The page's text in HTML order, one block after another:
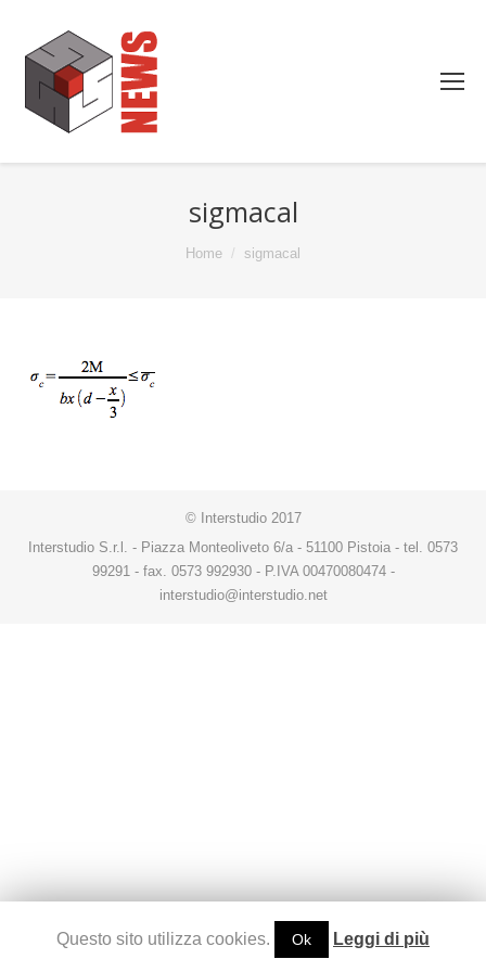
sigmacal
Home sigmacal
© Interstudio 2017
Interstudio S.r.l. - Piazza Monteoliveto 6/a - 51100 Pistoia - tel. 0573
99291 - fax. 0573 992930 - P.IVA 00470080474 -
interstudio@interstudio.net
Questo sito utilizza cookies. Ok Leggi di più